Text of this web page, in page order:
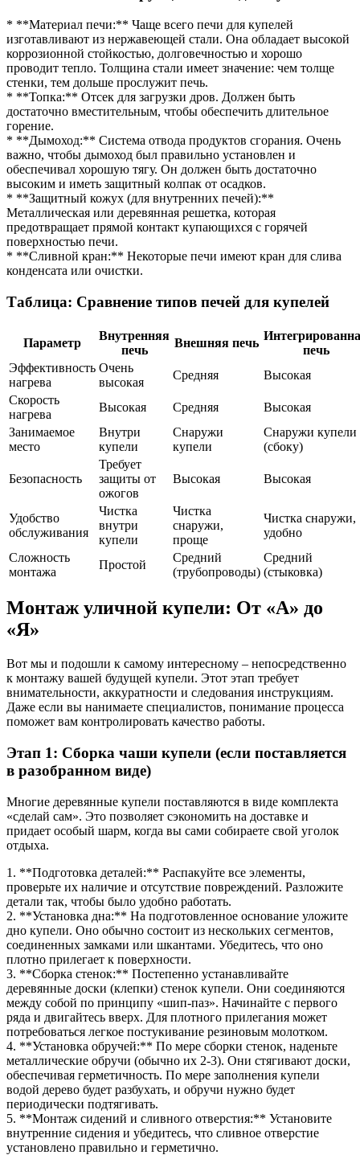
* **Материал печи:** Чаще всего печи для купелей
изготавливают из нержавеющей стали. Она обладает высокой
коррозионной стойкостью, долговечностью и хорошо
проводит тепло. Толщина стали имеет значение: чем толще
стенки, тем дольше прослужит печь.
* **Топка:** Отсек для загрузки дров. Должен быть
достаточно вместительным, чтобы обеспечить длительное
горение.
* **Дымоход:** Система отвода продуктов сгорания. Очень
важно, чтобы дымоход был правильно установлен и
обеспечивал хорошую тягу. Он должен быть достаточно
высоким и иметь защитный колпак от осадков.
* **Защитный кожух (для внутренних печей):**
Металлическая или деревянная решетка, которая
предотвращает прямой контакт купающихся с горячей
поверхностью печи.
* **Сливной кран:** Некоторые печи имеют кран для слива
конденсата или очистки.
Таблица: Сравнение типов печей для купелей
Параметр
Внутренняя
печь
Внешняя печь
печь
Эффективность
нагрева
Очень
высокая
Средняя
Высокая
Скорость
нагрева
Высокая Средняя
Высокая
Занимаемое
место
Внутри
купели
Снаружи
купели
Снаружи купели
(сбоку)
Безопасность
Требует
защиты от
ожогов
Высокая Высокая
Удобство
обслуживания
Чистка
внутри
купели
Чистка
снаружи,
проще
Чистка снаружи,
удобно
Сложность
монтажа
Простой
Средний
(трубопроводы)
Средний
(стыковка)
Монтаж уличной купели: От «А» до
«Я»
Вот мы и подошли к самому интересному – непосредственно
к монтажу вашей будущей купели. Этот этап требует
внимательности, аккуратности и следования инструкциям.
Даже если вы нанимаете специалистов, понимание процесса
поможет вам контролировать качество работы.
Этап 1: Сборка чаши купели (если поставляется
в разобранном виде)
Многие деревянные купели поставляются в виде комплекта
«сделай сам». Это позволяет сэкономить на доставке и
придает особый шарм, когда вы сами собираете свой уголок
отдыха.
1. **Подготовка деталей:** Распакуйте все элементы,
проверьте их наличие и отсутствие повреждений. Разложите
детали так, чтобы было удобно работать.
2. **Установка дна:** На подготовленное основание уложите
дно купели. Оно обычно состоит из нескольких сегментов,
соединенных замками или шкантами. Убедитесь, что оно
плотно прилегает к поверхности.
3. **Сборка стенок:** Постепенно устанавливайте
деревянные доски (клепки) стенок купели. Они соединяются
между собой по принципу «шип-паз». Начинайте с первого
ряда и двигайтесь вверх. Для плотного прилегания может
потребоваться легкое постукивание резиновым молотком.
4. **Установка обручей:** По мере сборки стенок, наденьте
металлические обручи (обычно их 2-3). Они стягивают доски,
обеспечивая герметичность. По мере заполнения купели
водой дерево будет разбухать, и обручи нужно будет
периодически подтягивать.
5. **Монтаж сидений и сливного отверстия:** Установите
внутренние сидения и убедитесь, что сливное отверстие
установлено правильно и герметично.